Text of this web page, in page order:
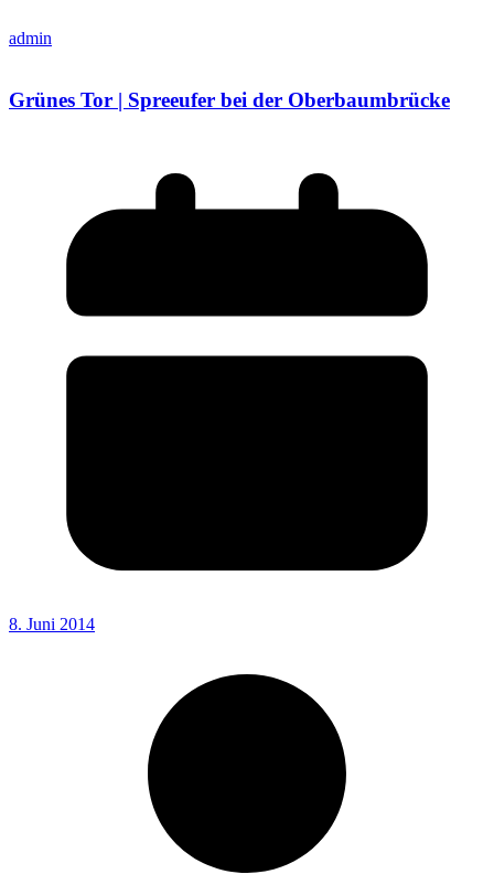
admin
Grünes Tor | Spreeufer bei der Oberbaumbrücke
8. Juni 2014